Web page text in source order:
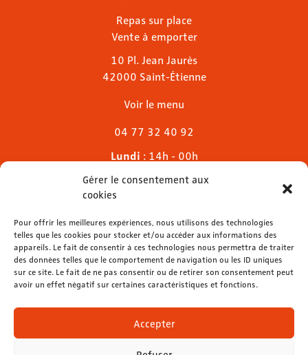
Gérer le consentement aux
cookies
Pour offrir les meilleures expériences, nous utilisons des technologies
telles que les cookies pour stocker et/ou accéder aux informations des
appareils. Le fait de consentir à ces technologies nous permettra de traiter
des données telles que le comportement de navigation ou les ID uniques
sur ce site. Le fait de ne pas consentir ou de retirer son consentement peut
avoir un effet négatif sur certaines caractéristiques et fonctions.
Accepter
Repas sur place
Vente à emporter
10 Pl. Jean Jaurès
42000 Saint-Étienne
Voir le menu
04 77 32 40 92
Lundi : 14h - 00h
Mardi & mercredi
Jeudi
Dimanche: 11h - 00h
04 77 32 32 01